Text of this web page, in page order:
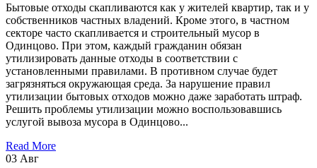
Бытовые отходы скапливаются как у жителей квартир, так и у
собственников частных владений. Кроме этого, в частном
секторе часто скапливается и строительный мусор в
Одинцово. При этом, каждый гражданин обязан
утилизировать данные отходы в соответствии с
установленными правилами. В противном случае будет
загрязняться окружающая среда. За нарушение правил
утилизации бытовых отходов можно даже заработать штраф.
Решить проблемы утилизации можно воспользовавшись
услугой вывоза мусора в Одинцово...
Read More
03 Авг